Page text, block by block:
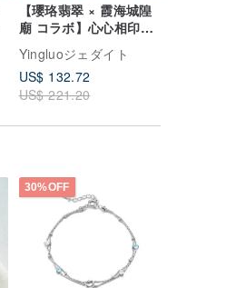
【瓔珞翡翠 × 霞海城隍
廟 コラボ】心心相印ブ
レスレット | 10% をチ
ャリティに寄付
Yingluoジェダイト
US$ 132.72
US$ 221.20
30%OFF